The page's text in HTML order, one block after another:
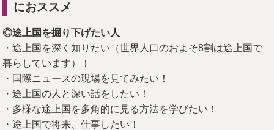
におススメ
◎途上国を掘り下げたい人
・途上国を深く知りたい（世界人口のおよそ8割は途上国で
暮らしています）！
・国際ニュースの現場を見てみたい！
・途上国の人と深い話をしたい！
・多様な途上国を多角的に見る方法を学びたい！
・途上国で将来、仕事したい！